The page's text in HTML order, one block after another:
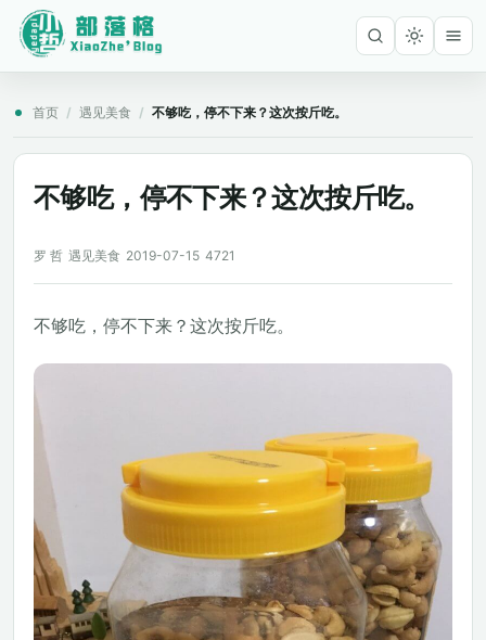
首页 / 遇见美食 / 不够吃，停不下来？这次按斤吃。
不够吃，停不下来？这次按斤吃。
罗 哲 遇见美食 2019-07-15 4721
不够吃，停不下来？这次按斤吃。